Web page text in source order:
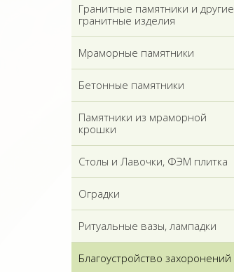
Гранитные памятники и другие
гранитные изделия
Мраморные памятники
Бетонные памятники
Памятники из мраморной
крошки
Столы и Лавочки, ФЭМ плитка
Оградки
Ритуальные вазы, лампадки
Благоустройство захоронений